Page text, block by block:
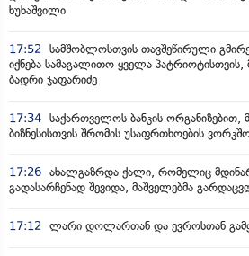
ხუხაშვილი
17:52
სამშობლოსთვის თავშეწირული
იქნება სამაგალითო ყველა
ბადრი ჯაფარიძე
17:34 საქართველოს ბანკის ორგანიზებით,
ბიზნესისთვის შრომის უსაფრთხოების
17:26 ახალგაზრდა ქალი, რომელიც
გადასარჩენად შევიდა, მაშველებმა
17:12 ლარი დოლართან და ევროსთან